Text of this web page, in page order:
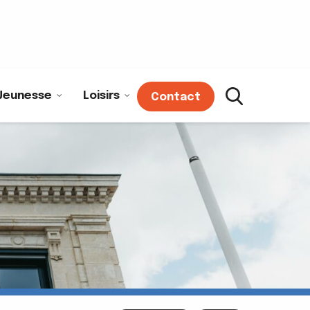
Loisirs Contact